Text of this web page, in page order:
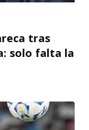
tras
solo falta la